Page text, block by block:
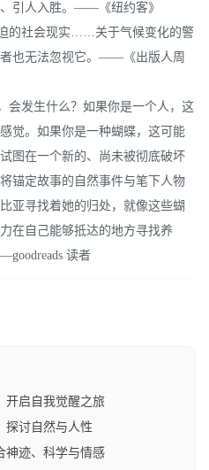
引人入胜。——《纽约客》
的社会现实……关于气候变化的警
也无法忽视它。——《出版人周
会发生什么？如果你是一个人，这
觉。如果你是一种蝴蝶，这可能
图在一个新的、尚未被彻底破坏
锚定故事的自然事件与笔下人物
亚寻找着她的归处，就像这些蝴
在自己能够抵达的地方寻找养
读者
开启自我觉醒之旅
探讨自然与人性
神迹、科学与情感